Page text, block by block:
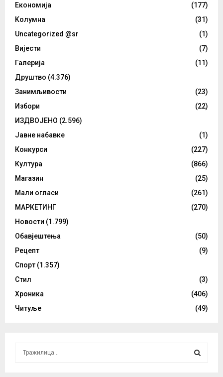
Eкономија
(177)
Kолумнa
(31)
Uncategorized @sr
(1)
Вијести
(7)
Галерија
(11)
Друштво (4.376)
Занимљивости
(23)
Избори
(22)
ИЗДВОЈЕНО (2.596)
Јавне набавке
(1)
Конкурси
(227)
Култура
(866)
Магазин
(25)
Мали огласи
(261)
МАРКЕТИНГ
(270)
Новости (1.799)
Обавјештења
(50)
Рецепт
(9)
Спорт (1.357)
Стил
(3)
Хроника
(406)
Читуље
(49)